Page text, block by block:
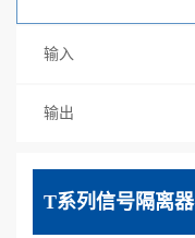
输入
输出
T系列信号隔离器